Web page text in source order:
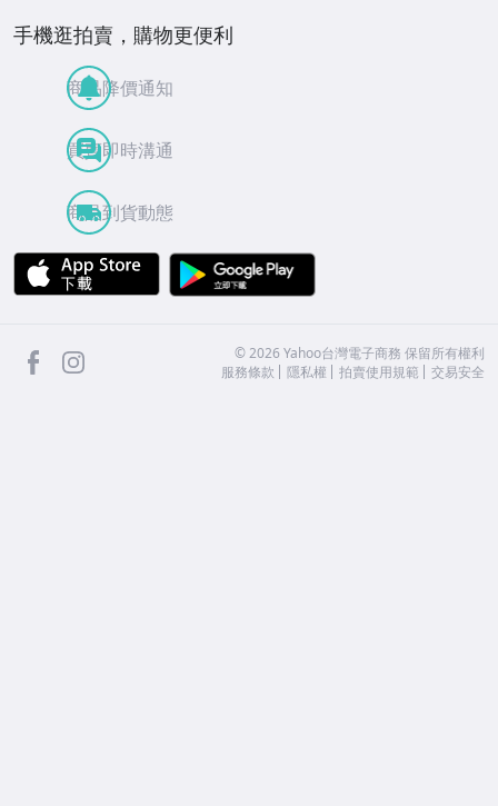
手機逛拍賣，購物更便利
商品降價通知
買賣即時溝通
商品到貨動態
APP Store
facebook ©2026 Yahoo台灣電子商務 保留所有權利
服務條款
隱私權 拍賣使用規範 交易安全